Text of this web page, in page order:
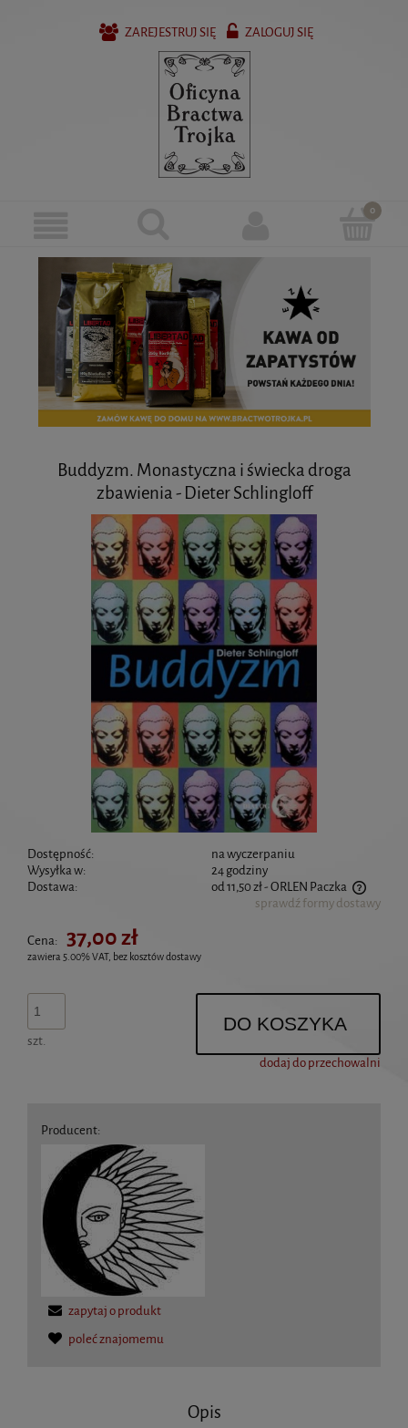
ZAREJESTRUJ SIĘ ZALOGUJ SIĘ
Buddyzm. Monastyczna i świecka droga
zbawienia - Dieter Schlingloff
Dostępność:
na wyczerpaniu
Wysyłka w:
24 godziny
Dostawa:
od 11,50 zł- ORLEN Paczka
Cena nie zawiera ewentualnych kosztów płatnościsprawdź formy dostawy
Cena: 37,00 zł
zawiera 5.00% VAT, bez kosztów dostawy
szt.
DO KOSZYKA
dodaj do przechowalni
Producent:
zapytaj o produkt
poleć znajomemu
Opis